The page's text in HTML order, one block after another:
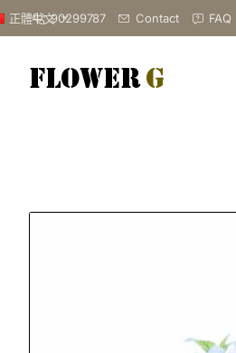
90299787 Contact FAQ
正體中文